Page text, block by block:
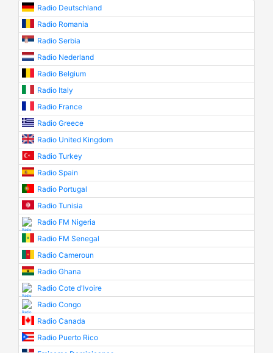
Radio Deutschland
Radio Romania
Radio Serbia
Radio Nederland
Radio Belgium
Radio Italy
Radio France
Radio Greece
Radio United Kingdom
Radio Turkey
Radio Spain
Radio Portugal
Radio Tunisia
Radio FM Nigeria
Radio FM Senegal
Radio Cameroun
Radio Ghana
Radio Cote d'Ivoire
Radio Congo
Radio Canada
Radio Puerto Rico